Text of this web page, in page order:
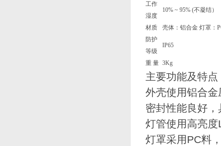
工作
湿度
10% ~ 95% (不凝结）
材质
壳体：铝合金 灯罩：
防护
等级
IP65
重 量 3Kg
主要功能及特点
外壳使用铝合
密封性能良好
灯管使用高亮
灯罩采用PC料